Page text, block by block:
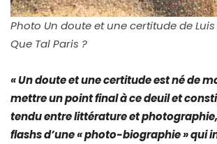
Photo Un doute et une certitude de
Que Tal Paris ?
« Un doute et une certitude est né de
mettre un point final à ce deuil et
tendu entre littérature et
flashs d’une « photo-biographie » qui